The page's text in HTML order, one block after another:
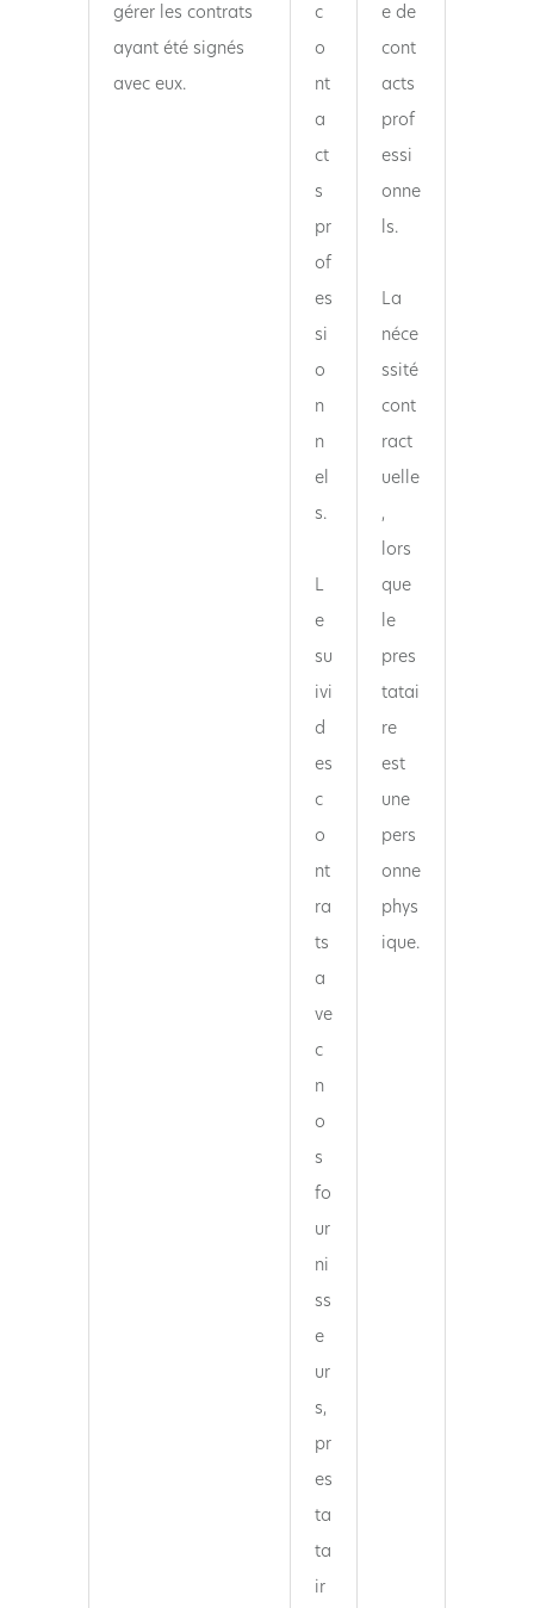
gérer les contrats
ayant été signés
avec eux.
c
o
nt
a
ct
s
pr
of
es
si
o
n
n
el
s.
L
e
su
ivi
d
es
c
o
nt
ra
ts
a
ve
c
n
o
s
fo
ur
ni
ss
e
ur
s,
pr
es
ta
ta
ir
e de
cont
acts
prof
essi
onne
ls.
La
néce
ssité
cont
ract
uelle
,
lors
que
le
pres
tatai
re
est
une
pers
onne
phys
ique.